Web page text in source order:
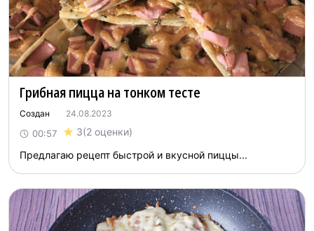
Грибная пицца на тонком тесте
Создан 24.08.2023
00:57 3(2 оценки)
Предлагаю рецепт быстрой и вкусной пиццы...